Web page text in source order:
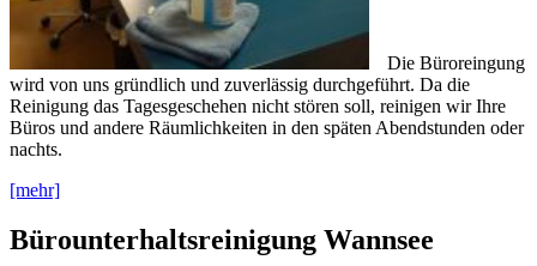
Die Büroreingung
wird von uns gründlich und zuverlässig durchgeführt. Da die
Reinigung das Tagesgeschehen nicht stören soll, reinigen wir Ihre
Büros und andere Räumlichkeiten in den späten Abendstunden oder
nachts.
[mehr]
Bürounterhaltsreinigung Wannsee